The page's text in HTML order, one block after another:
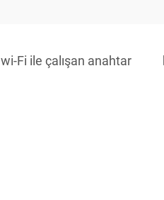
wi-Fi ile çalışan anahtar